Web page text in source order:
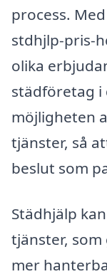
process.
stdhjlp-pris-
olika
städföretag i
möjligheten
tjänster, så
beslut som
Städhjälp
tjänster,
mer